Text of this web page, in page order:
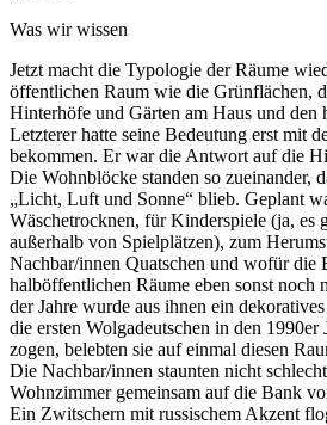
Was wir wissen
Jetzt macht die Typologie der Räume
öffentlichen Raum wie die Grünflächen,
Hinterhöfe und Gärten am Haus und den
Letzterer hatte seine Bedeutung erst mit
bekommen. Er war die Antwort auf die
Die Wohnblöcke standen so zueinander,
„Licht, Luft und Sonne“ blieb. Geplant
Wäschetrocknen, für Kinderspiele (ja, es
außerhalb von Spielplätzen), zum
Nachbar/innen Quatschen und wofür die
halböffentlichen Räume eben sonst
der Jahre wurde aus ihnen ein
die ersten Wolgadeutschen in den
zogen, belebten sie auf einmal diesen
Die Nachbar/innen staunten nicht
Wohnzimmer gemeinsam auf die Bank
Ein Zwitschern mit russischem Akzent